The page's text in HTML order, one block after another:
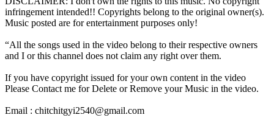
infringement intended!! Copyrights belong to the original owner(s).
Music posted are for entertainment purposes only!
“All the songs used in the video belong to their respective owners
and I or this channel does not claim any right over them.
If you have copyright issued for your own content in the video
Please Contact me for Delete or Remove your Music in the video.
Email : chitchitgyi2540@gmail.com